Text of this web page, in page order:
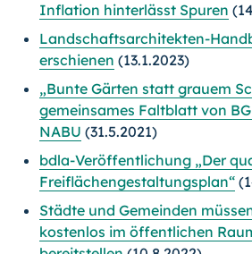
Inflation hinterlässt Spuren
Landschaftsarchitekten-
erschienen (13.1.2023)
„Bunte Gärten statt grauem
gemeinsames Faltblatt von
NABU (31.5.2021)
bdla-Veröffentlichung „Der
Freiflächengestaltungsplan“
Städte und Gemeinden
kostenlos im öffentlichen